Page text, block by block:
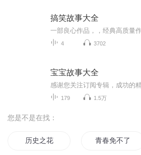
搞笑故事大全
4 3702
宝宝故事大全
179 1.5万
您是不是在找：
历史之花 青春免不了犯二